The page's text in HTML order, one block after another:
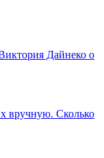
Дайнеко о
вручную. Сколько